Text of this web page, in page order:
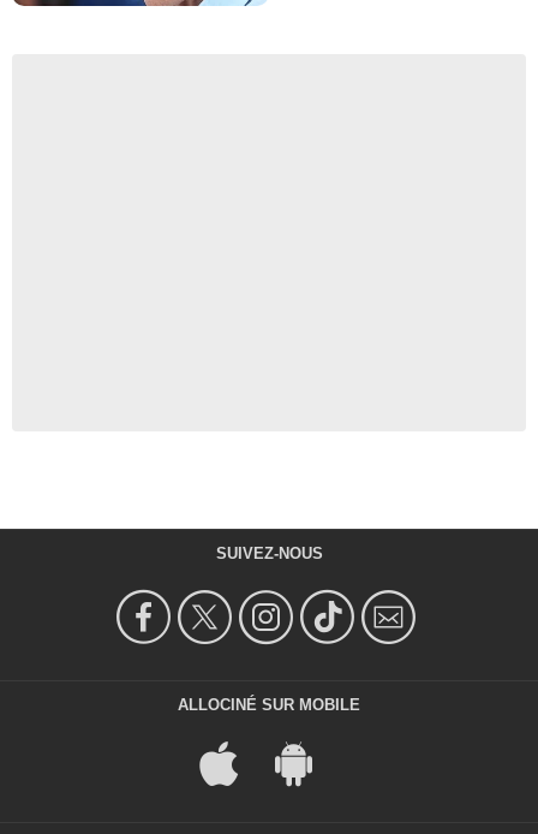
SUIVEZ-NOUS
ALLOCINÉ SUR MOBILE